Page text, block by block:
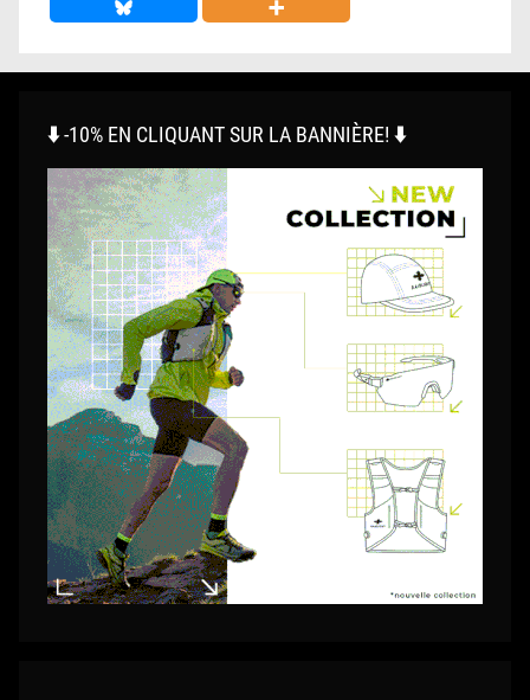
⬇️ -10% EN CLIQUANT SUR LA BANNIÈRE! ⬇️